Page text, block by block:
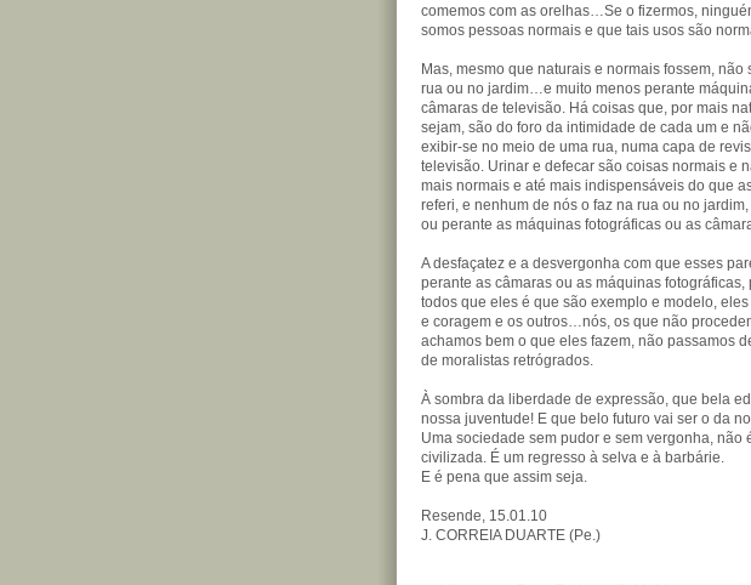
comemos com as orelhas…Se o fizermos,
somos pessoas normais e que tais usos são
Mas, mesmo que naturais e normais fossem, não
rua ou no jardim…e muito menos perante
câmaras de televisão. Há coisas que, por mais
sejam, são do foro da intimidade de cada um e
exibir-se no meio de uma rua, numa capa de
televisão. Urinar e defecar são coisas normais e
mais normais e até mais indispensáveis do que
referi, e nenhum de nós o faz na rua ou no jardim,
ou perante as máquinas fotográficas ou as
A desfaçatez e a desvergonha com que esses
perante as câmaras ou as máquinas fotográficas,
todos que eles é que são exemplo e modelo,
e coragem e os outros…nós, os que não
achamos bem o que eles fazem, não passamos
de moralistas retrógrados.
À sombra da liberdade de expressão, que bela
nossa juventude! E que belo futuro vai ser o da
Uma sociedade sem pudor e sem vergonha, não
civilizada. É um regresso à selva e à barbárie.
E é pena que assim seja.
Resende, 15.01.10
J. CORREIA DUARTE (Pe.)